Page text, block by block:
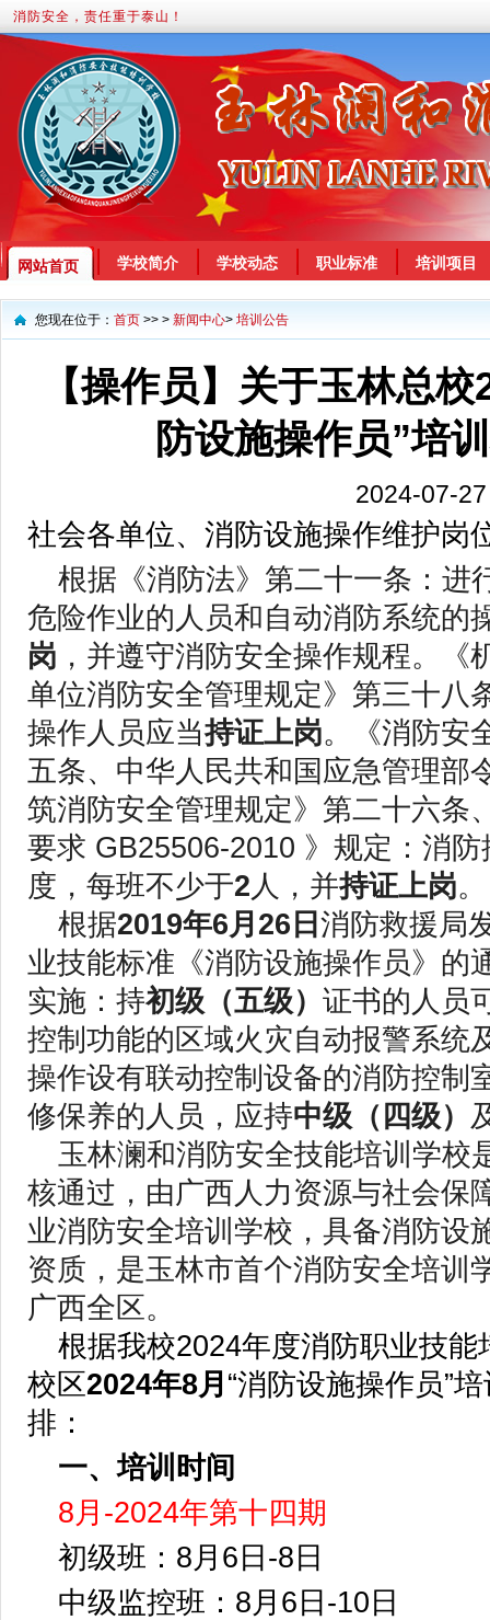
消防安全，责任重于泰山！
网站首页 学校简介 学校动态 职业标准 培训项目
您现在位于： 首页 >> > 新闻中心> 培训公告
【操作员】关于玉林总
防设施操作员”培
2024-07-27
社会各单位、消防设施操作维护岗
根据《消防法》第二十一条：进
危险作业的人员和自动消防系统的
岗 ，并遵守消防安全操作规程。《
单位消防安全管理规定》第三十八
操作人员应当持证上岗。《消防安
五条、中华人民共和国应急管理部
筑消防安全管理规定》第二十六条
要求 GB25506-2010 》规定：消
度，每班不少于2人，并持证上岗。
根据2019年6月26日 消防救援局
业技能标准《消防设施操作员》的
实施：持初级（五级） 证书的人员
控制功能的区域火灾自动报警系统
操作设有联动控制设备的消防控制
修保养的人员，应持中级（四级）
玉林澜和消防安全技能培训学校
核通过，由广西人力资源与社会保
业消防安全培训学校，具备消防设
资质，是玉林市首个消防安全培训
广西全区。
根据我校2024年度消防职业技
校区2024年8月 “消防设施操作员”
排：
一、培训时间
8月-2024年第十四期
初级班：8月6日-8日
中级监控班：8月6日-10日